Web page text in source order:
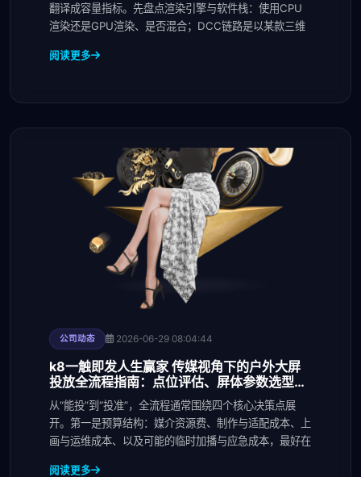
翻译成容量指标。先盘点渲染引擎与软件栈：使用CPU
渲染还是GPU渲染、是否混合；DCC链路是以某款三维
阅读更多
公司动态 2026-06-29 08:04:44
k8一触即发人生赢家 传媒视角下的户外大屏
投放全流程指南：点位评估、屏体参数选型与
施工验收要点
从“能投”到“投准”，全流程通常围绕四个核心决策点展
开。第一是预算结构：媒介资源费、制作与适配成本、上
画与运维成本、以及可能的临时加播与应急成本，最好在
阅读更多